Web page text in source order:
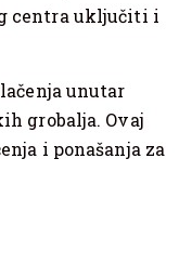
centra uključiti i
unutar
grobalja. Ovaj
i ponašanja za